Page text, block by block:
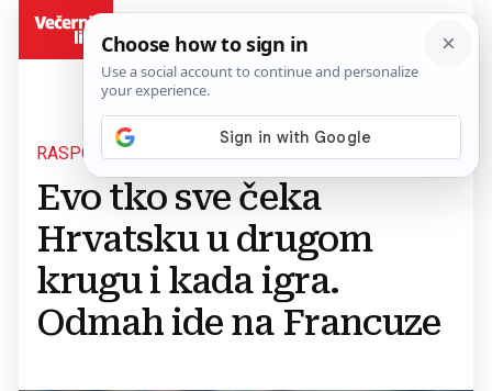
RASPORED NASTAVKA
Evo tko sve čeka
Hrvatsku u drugom
krugu i kada igra.
Odmah ide na Francuze